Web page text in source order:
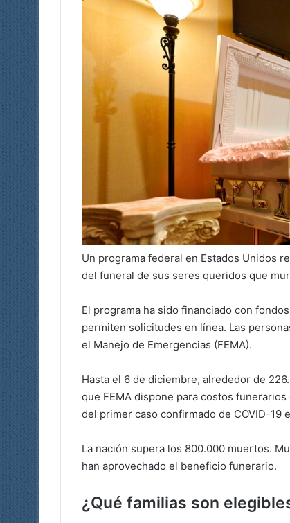
Un programa federal en Estados Unidos
del funeral de sus seres queridos que
El programa ha sido financiado con
permiten solicitudes en línea. Las
el Manejo de Emergencias (FEMA).
Hasta el 6 de diciembre, alrededor de
que FEMA dispone para costos
del primer caso confirmado de COVID-19
La nación supera los 800.000 muertos.
han aprovechado el beneficio funerario.
¿Qué familias son